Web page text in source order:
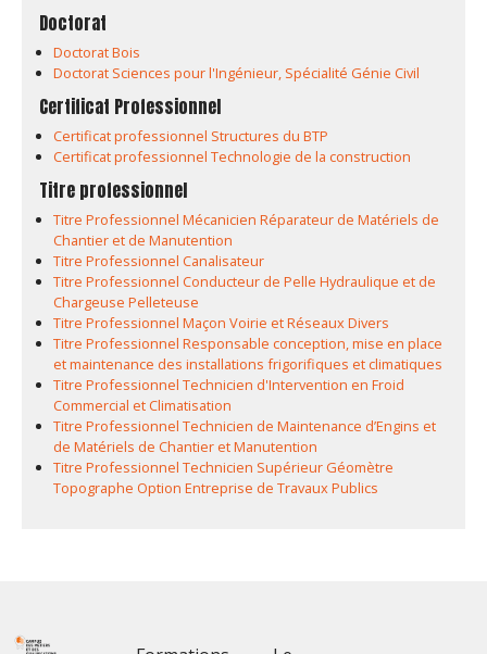
Doctorat
Doctorat Bois
Doctorat Sciences pour l'Ingénieur, Spécialité Génie Civil
Certificat Professionnel
Certificat professionnel Structures du BTP
Certificat professionnel Technologie de la construction
Titre professionnel
Titre Professionnel Mécanicien Réparateur de Matériels de
Chantier et de Manutention
Titre Professionnel Canalisateur
Titre Professionnel Conducteur de Pelle Hydraulique et de
Chargeuse Pelleteuse
Titre Professionnel Maçon Voirie et Réseaux Divers
Titre Professionnel Responsable conception, mise en place
et maintenance des installations frigorifiques et climatiques
Titre Professionnel Technicien d'Intervention en Froid
Commercial et Climatisation
Titre Professionnel Technicien de Maintenance d’Engins et
de Matériels de Chantier et Manutention
Titre Professionnel Technicien Supérieur Géomètre
Topographe Option Entreprise de Travaux Publics
Footer 1 Footer 2